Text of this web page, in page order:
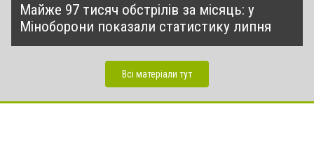
Майже 97 тисяч обстрілів за місяць: у
Міноборони показали статистику липня
Всі матеріали тут